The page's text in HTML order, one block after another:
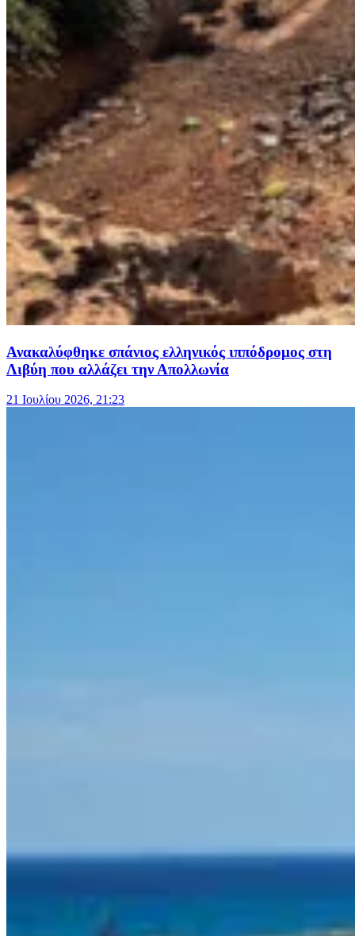
Ανακαλύφθηκε σπάνιος ελληνικός ιππόδρομος στη
Λιβύη που αλλάζει την Απολλωνία
21 Ιουλίου 2026, 21:23